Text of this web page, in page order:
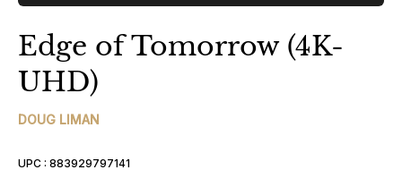
Edge of Tomorrow (4K-
UHD)
DOUG LIMAN
UPC : 883929797141